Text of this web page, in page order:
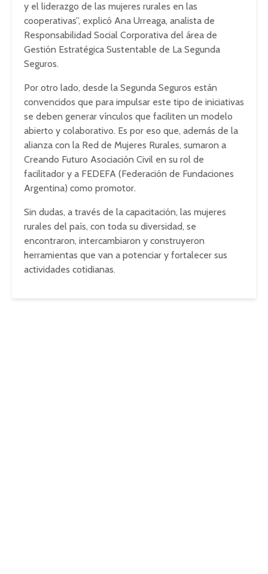
y el liderazgo de las mujeres rurales en las
cooperativas”, explicó Ana Urreaga, analista de
Responsabilidad Social Corporativa del área de
Gestión Estratégica Sustentable de La Segunda
Seguros.
Por otro lado, desde la Segunda Seguros están
convencidos que para impulsar este tipo de iniciativas
se deben generar vínculos que faciliten un modelo
abierto y colaborativo. Es por eso que, además de la
alianza con la Red de Mujeres Rurales, sumaron a
Creando Futuro Asociación Civil en su rol de
facilitador y a FEDEFA (Federación de Fundaciones
Argentina) como promotor.
Sin dudas, a través de la capacitación, las mujeres
rurales del país, con toda su diversidad, se
encontraron, intercambiaron y construyeron
herramientas que van a potenciar y fortalecer sus
actividades cotidianas.